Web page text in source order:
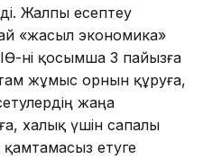
Жалпы есептеу
«жасыл экономика»
ні қосымша 3 пайызға
жұмыс орнын құруға,
жаңа
халық үшін сапалы
етуге